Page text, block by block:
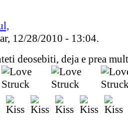
12/28/2010 - 13:04.
deosebiti, deja e prea